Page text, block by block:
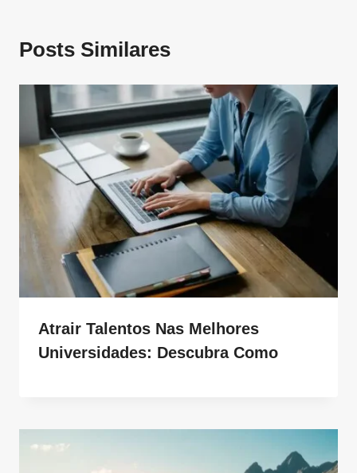
Posts Similares
Atrair Talentos Nas Melhores
Universidades: Descubra Como